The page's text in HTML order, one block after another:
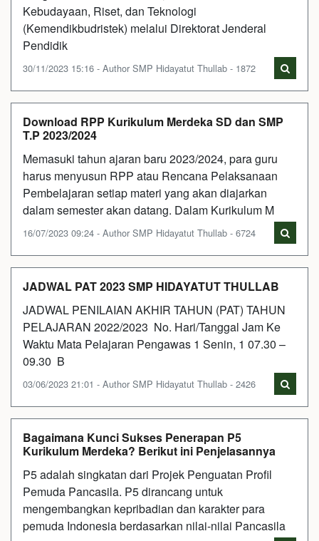
Kebudayaan, Riset, dan Teknologi
(Kemendikbudristek) melalui Direktorat Jenderal
Pendidik
30/11/2023 15:16 - Author SMP Hidayatut Thullab - 1872
Download RPP Kurikulum Merdeka SD dan SMP
T.P 2023/2024
Memasuki tahun ajaran baru 2023/2024, para guru
harus menyusun RPP atau Rencana Pelaksanaan
Pembelajaran setiap materi yang akan diajarkan
dalam semester akan datang. Dalam Kurikulum M
16/07/2023 09:24 - Author SMP Hidayatut Thullab - 6724
JADWAL PAT 2023 SMP HIDAYATUT THULLAB
JADWAL PENILAIAN AKHIR TAHUN (PAT) TAHUN
PELAJARAN 2022/2023 No. Hari/Tanggal Jam Ke
Waktu Mata Pelajaran Pengawas 1 Senin, 1 07.30 –
09.30 B
03/06/2023 21:01 - Author SMP Hidayatut Thullab - 2426
Bagaimana Kunci Sukses Penerapan P5
Kurikulum Merdeka? Berikut ini Penjelasannya
P5 adalah singkatan dari Projek Penguatan Profil
Pemuda Pancasila. P5 dirancang untuk
mengembangkan kepribadian dan karakter para
pemuda Indonesia berdasarkan nilai-nilai Pancasila